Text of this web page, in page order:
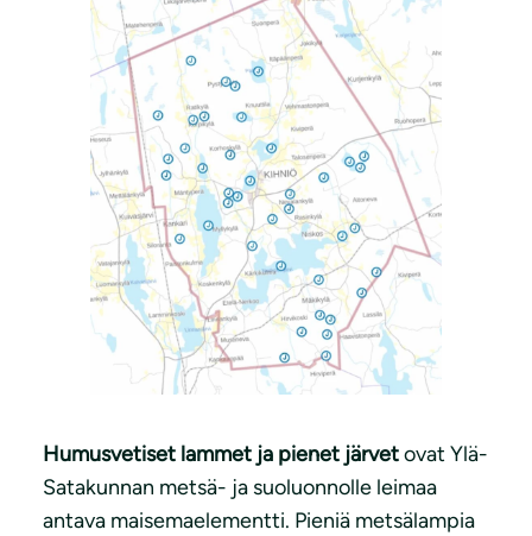
Humusvetiset lammet ja pienet järvetovat Ylä-
Satakunnan metsä- ja suoluonnolle leimaa
antava maisemaelementti. Pieniä metsälampia